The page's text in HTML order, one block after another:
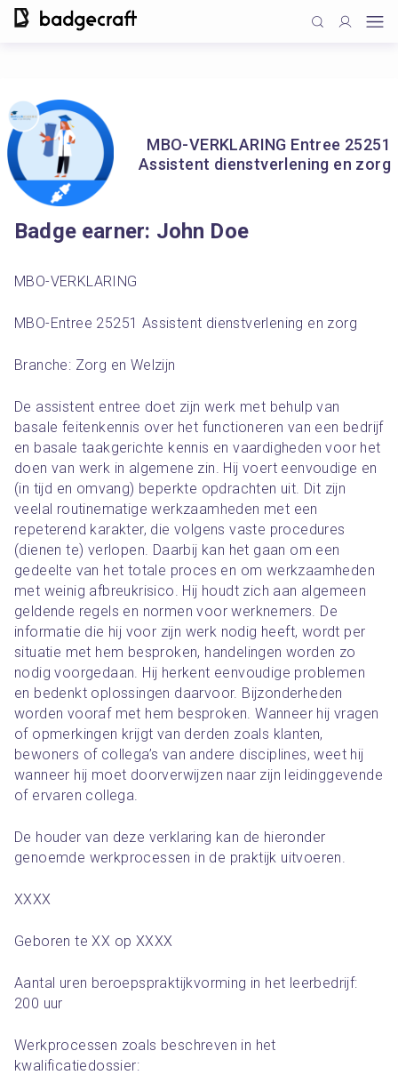
MBO-VERKLARING Entree 25251
Assistent dienstverlening en zorg
Badge earner: John Doe
MBO-VERKLARING
MBO-Entree 25251 Assistent dienstverlening en zorg
Branche: Zorg en Welzijn
De assistent entree doet zijn werk met behulp van
basale feitenkennis over het functioneren van een bedrijf
en basale taakgerichte kennis en vaardigheden voor het
doen van werk in algemene zin. Hij voert eenvoudige en
(in tijd en omvang) beperkte opdrachten uit. Dit zijn
veelal routinematige werkzaamheden met een
repeterend karakter, die volgens vaste procedures
(dienen te) verlopen. Daarbij kan het gaan om een
gedeelte van het totale proces en om werkzaamheden
met weinig afbreukrisico. Hij houdt zich aan algemeen
geldende regels en normen voor werknemers. De
informatie die hij voor zijn werk nodig heeft, wordt per
situatie met hem besproken, handelingen worden zo
nodig voorgedaan. Hij herkent eenvoudige problemen
en bedenkt oplossingen daarvoor. Bijzonderheden
worden vooraf met hem besproken. Wanneer hij vragen
of opmerkingen krijgt van derden zoals klanten,
bewoners of collega’s van andere disciplines, weet hij
wanneer hij moet doorverwijzen naar zijn leidinggevende
of ervaren collega.
De houder van deze verklaring kan de hieronder
genoemde werkprocessen in de praktijk uitvoeren.
XXXX
Geboren te XX op XXXX
Aantal uren beroepspraktijkvorming in het leerbedrijf:
200 uur
Werkprocessen zoals beschreven in het
kwalificatiedossier: